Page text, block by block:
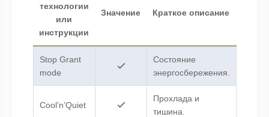
технологии
или
инструкции
Значение Краткое описание
Stop Grant
mode
Состояние
энергосбережения.
Cool’n’Quiet
Прохлада и
тишина.